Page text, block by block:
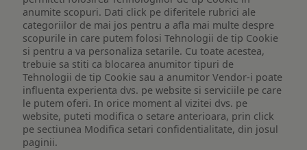
anumite scopuri. Dati click pe diferitele rubrici ale
categoriilor de mai jos pentru a afla mai multe despre
scopurile in care putem folosi Tehnologii de tip Cookie
si pentru a va personaliza setarile. Cu toate acestea,
trebuie sa stiti ca blocarea anumitor tipuri de
Tehnologii de tip Cookie sau a anumitor Vendor-i poate
influenta experienta dvs. pe website si serviciile pe care
le putem oferi. In orice moment al vizitei dvs. pe
website, puteti modifica o setare anterioara, prin click
pe sectiunea Modifica setari confidentialitate, din josul
paginii.